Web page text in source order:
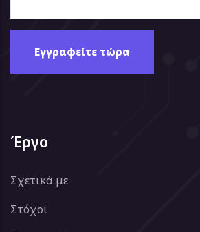
Έργο
Σχετικά με
Στόχοι